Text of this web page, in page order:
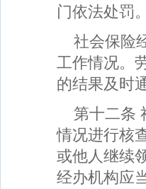
门依法处罚。
社会保险
工作情况。
的结果及时
第十二条
情况进行核
或他人继续
经办机构应